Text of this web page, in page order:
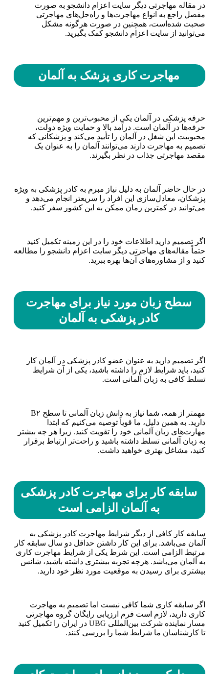
در مقاله مهاجرتی دیگر سایت اعزام دانشجو به صورت
مفصل راجع به انواع مهاجرت‌ها و راه‌حل‌های مهاجرتی
صحبت شده‌است، همچنین در صورت هرگونه مشکل
می‌توانید از سایت اعزام دانشجو کمک بگیرید.
مهاجرت کاری پزشک به آلمان
حرفه پزشکی در آلمان یکی از محبوب‌ترین و مهم‌ترین
حرفه‌ها در آلمان است. درآمد بالا و حمایت ویژه دولت،
محبوبیت این شغل در آلمان را تأیید می‌کند و پزشکانی که
تصمیم به مهاجرت دارند می‌توانند آلمان را به عنوان یک
مقصد مهاجرتی جذاب در نظر بگیرند.
در حال حاضر آلمان به دلیل نیاز مبرم به کادر پزشکی به ویژه
پزشکان، معادل‌سازی این افراد را سریعتر انجام می‌دهد و
می‌توانید در کمترین زمان ممکن به این کشور سفر کنید.
اگر تصمیم دارید اطلاعات خود را در این زمینه تکمیل کنید
حتماً مقاله‌های مهاجرتی دیگر سایت اعزام دانشجو را مطالعه
کنید و از مشاوره‌های آن‌ها بهره ببرید.
سطح زبان مورد نیاز برای مهاجرت
کادر پزشکی به آلمان
اگر تصمیم دارید به عنوان عضو کادر پزشکی در آلمان کار
کنید، باید شرایط لازم را داشته باشید، یکی از آن شرایط
تسلط کافی به زبان آلمانی است.
مهمتر از همه، شما نیاز به دانش زبان آلمانی تا سطح B۲
دارید. به همین دلیل، ما قویاً توصیه می‌کنیم که ابتدا
مهارت‌های زبان آلمانی خود را تقویت کنید. زیرا هر چه بیشتر
به زبان آلمانی تسلط داشته باشید و راحت‌تر ارتباط برقرار
کنید، مشاغل بهتری خواهید داشت.
سابقه کار برای مهاجرت کادر پزشکی
به آلمان الزامی است
سابقه کار کافی از دیگر شرایط مهاجرت کادر پزشکی به
آلمان می‌باشد. برای این کار داشتن حداقل دو سال سابقه کار
مرتبط الزامی است. این شرط یکی از شرایط مهاجرت کاری
به آلمان می‌باشد. هرچه تجربه بیشتری داشته باشید، شانس
بیشتری برای رسیدن به موقعیت مورد نظر خود دارید.
اگر سابقه کاری شما کافی نیست اما تصمیم به مهاجرت
کاری دارید، لازم است فرم ارزیابی رایگان گروه مهاجرتی
مسار نماینده شرکت بین‌المللی UBG در ایران را تکمیل کنید
تا کارشناسان ما شرایط شما را بررسی کنند.